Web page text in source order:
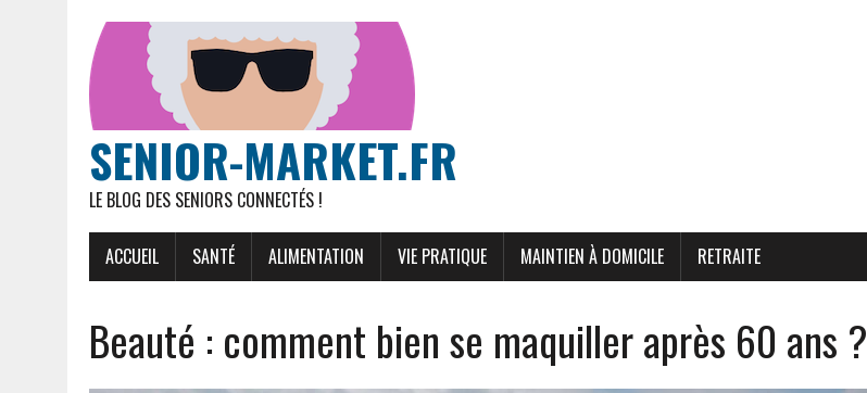
SENIOR-MARKET.FR
LE BLOG DES SENIORS CONNECTÉS !
ACCUEIL SANTÉ ALIMENTATION VIE PRATIQUE MAINTIEN À DOMICILE RETRAITE
Beauté : comment bien se maquiller après 60 ans ?